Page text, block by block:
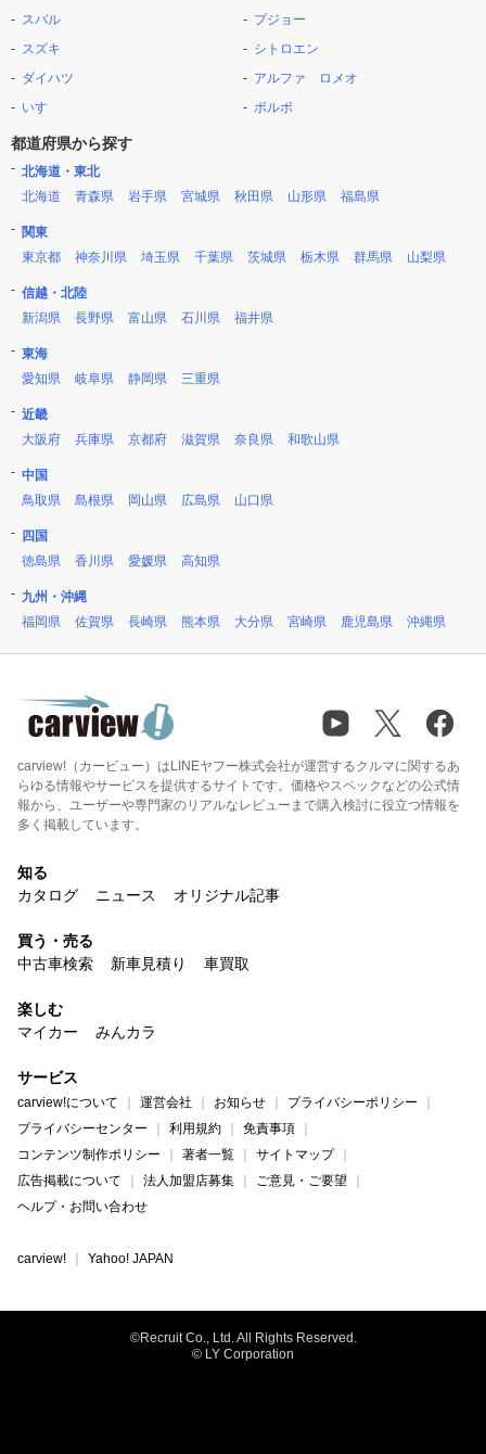
スバル
スズキ
ダイハツ
いすゞ
プジョー
シトロエン
アルファ ロメオ
ボルボ
都道府県から探す
北海道・東北
北海道
青森県 岩手県 宮城県 秋田県 山形県 福島県
関東
東京都
神奈川県 埼玉県 千葉県 茨城県 栃木県 群馬県 山梨県
信越・北陸
新潟県
長野県 富山県 石川県 福井県
東海
愛知県
岐阜県 静岡県 三重県
近畿
大阪府
兵庫県 京都府 滋賀県 奈良県 和歌山県
中国
鳥取県
島根県 岡山県 広島県 山口県
四国
徳島県
香川県 愛媛県 高知県
九州・沖縄
福岡県
佐賀県 長崎県 熊本県 大分県 宮崎県 鹿児島県 沖縄県
carview!（カービュー）はLINEヤフー株式会社が運営するクルマに関するあ
らゆる情報やサービスを提供するサイトです。価格やスペックなどの公式情
報から、ユーザーや専門家のリアルなレビューまで購入検討に役立つ情報を
多く掲載しています。
知る
カタログ
ニュース オリジナル記事
買う・売る
中古車検索
新車見積り 車買取
楽しむ
マイカー
みんカラ
サービス
carview!について 運営会社 お知らせ
プライバシーポリシー
プライバシーセンター
利用規約
免責事項
コンテンツ制作ポリシー
著者一覧
サイトマップ
広告掲載について
法人加盟店募集
ご意見・ご要望
ヘルプ・お問い合わせ
carview! Yahoo! JAPAN
©Recruit Co., Ltd. All Rights Reserved.
© LY Corporation